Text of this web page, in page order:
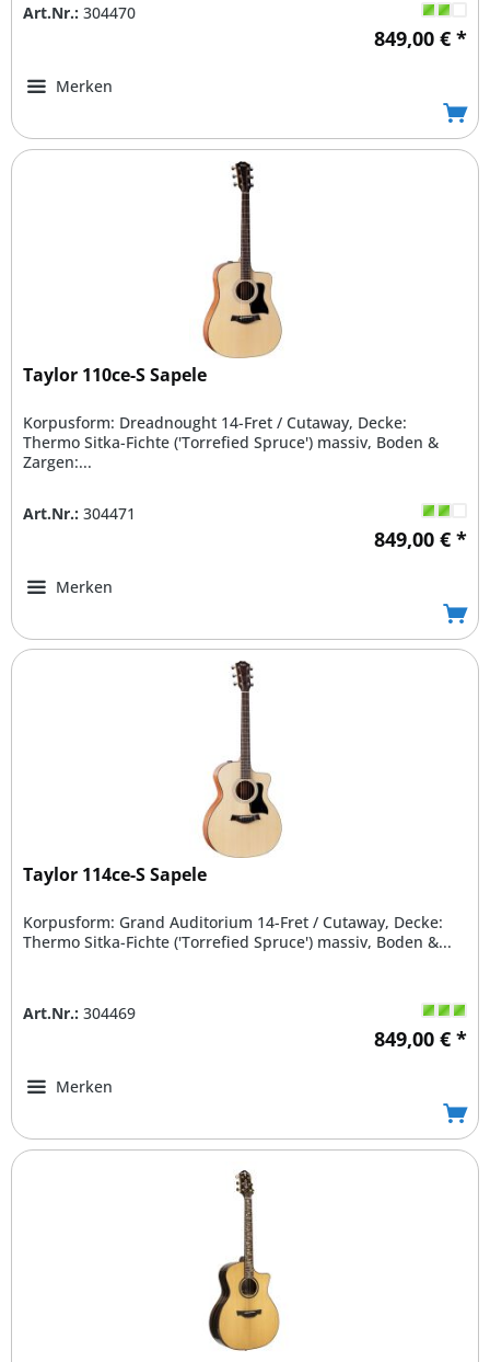
Art.Nr.: 304470
849,00 € *
Merken
Taylor 110ce-S Sapele
Korpusform: Dreadnought 14-Fret / Cutaway, Decke:
Thermo Sitka-Fichte ('Torrefied Spruce') massiv, Boden &
Zargen:...
Art.Nr.: 304471
849,00 € *
Merken
Taylor 114ce-S Sapele
Korpusform: Grand Auditorium 14-Fret / Cutaway, Decke:
Thermo Sitka-Fichte ('Torrefied Spruce') massiv, Boden &...
Art.Nr.: 304469
849,00 € *
Merken